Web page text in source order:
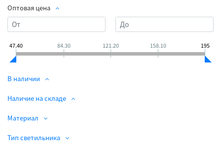
Оптовая цена
47.40 84.30 121.20 158.10 195
В наличии
Наличие на складе
Материал
Тип светильника